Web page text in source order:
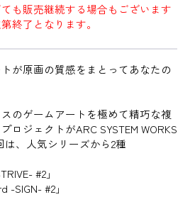
も販売継続する場合もございます
終了となります。
が原画の質感をまとってあなたの
のゲームアートを極めて精巧な複
ロジェクトがARC SYSTEM WORKS
、人気シリーズから2種
#2」
-SIGN- #2」